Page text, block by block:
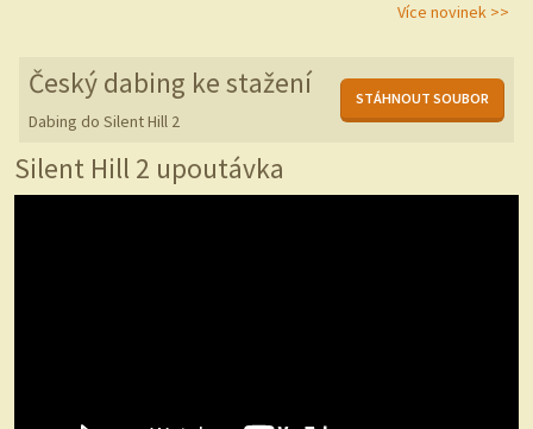
Více novinek >>
Český dabing ke stažení
Dabing do Silent Hill 2
STÁHNOUT SOUBOR
Silent Hill 2 upoutávka